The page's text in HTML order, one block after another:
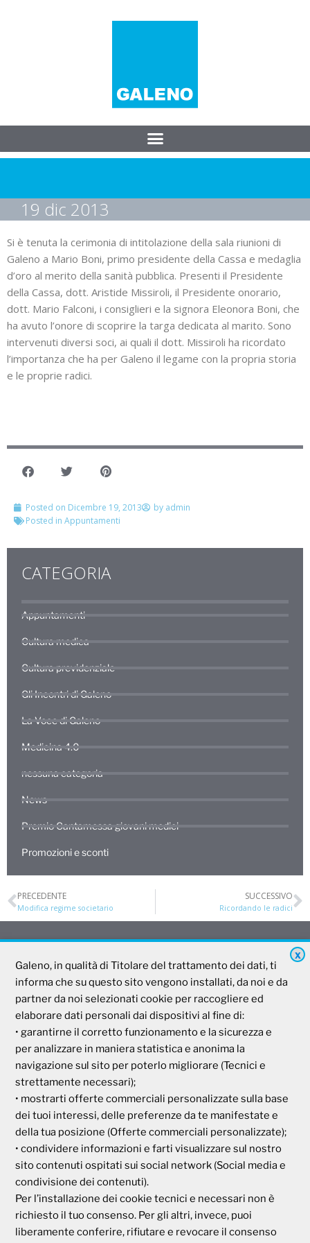
19 dic 2013
Si è tenuta la cerimonia di intitolazione della sala riunioni di
Galeno a Mario Boni, primo presidente della Cassa e medaglia
d’oro al merito della sanità pubblica. Presenti il Presidente
della Cassa, dott. Aristide Missiroli, il Presidente onorario,
dott. Mario Falconi, i consiglieri e la signora Eleonora Boni, che
ha avuto l’onore di scoprire la targa dedicata al marito. Sono
intervenuti diversi soci, ai quali il dott. Missiroli ha ricordato
l’importanza che ha per Galeno il legame con la propria storia
e le proprie radici.
Posted on Dicembre 19, 2013 by admin
Posted in Appuntamenti
CATEGORIA
Appuntamenti
Cultura medica
Cultura previdenziale
Gli Incontri di Galeno
La Voce di Galeno
Medicina 4.0
nessuna categoria
News
Premio Cantamessa giovani medici
Promozioni e sconti
PRECEDENTE
Modifica regime societario
SUCCESSIVO
Ricordando le radici
Galeno
Società Mutua Cooperativa
Via Parigi, 11
00185 Roma
P.I e C.F. 04273791006
Tel. 800 99 93 83
Fax 06 44 24 87 05
e-mail:backoffice@cassagaleno.it
X
Galeno, in qualità di Titolare del trattamento dei dati, ti
informa che su questo sito vengono installati, da noi e da
partner da noi selezionati cookie per raccogliere ed
elaborare dati personali dai dispositivi al fine di:
• garantirne il corretto funzionamento e la sicurezza e
per analizzare in maniera statistica e anonima la
navigazione sul sito per poterlo migliorare (Tecnici e
strettamente necessari);
• mostrarti offerte commerciali personalizzate sulla base
dei tuoi interessi, delle preferenze da te manifestate e
della tua posizione (Offerte commerciali personalizzate);
• condividere informazioni e farti visualizzare sul nostro
sito contenuti ospitati sui social network (Social media e
condivisione dei contenuti).
Per l’installazione dei cookie tecnici e necessari non è
richiesto il tuo consenso. Per gli altri, invece, puoi
liberamente conferire, rifiutare e revocare il consenso